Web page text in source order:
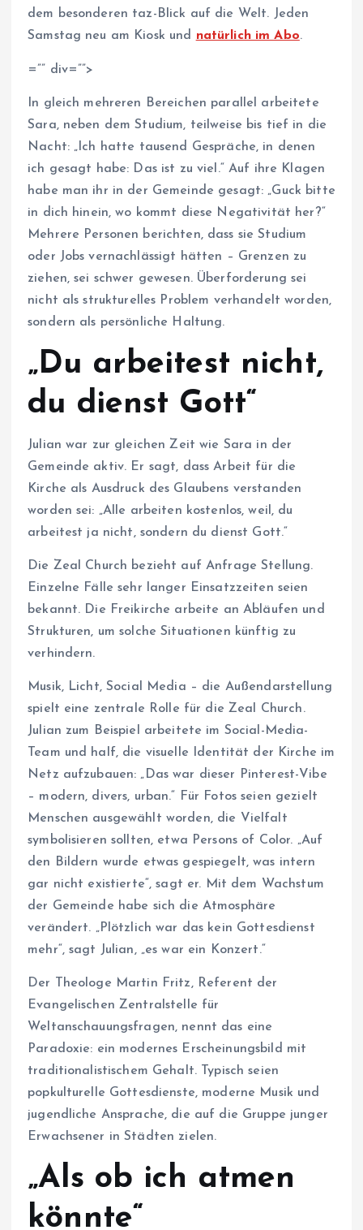
dem besonderen taz-Blick auf die Welt. Jeden
Samstag neu am Kiosk und natürlich im Abo.
=”” div=””>
In gleich mehreren Bereichen parallel arbeitete
Sara, neben dem Studium, teilweise bis tief in die
Nacht: „Ich hatte tausend Gespräche, in denen
ich gesagt habe: Das ist zu viel.“ Auf ihre Klagen
habe man ihr in der Gemeinde gesagt: „Guck bitte
in dich hinein, wo kommt diese Negativität her?“
Mehrere Personen berichten, dass sie Studium
oder Jobs vernachlässigt hätten – Grenzen zu
ziehen, sei schwer gewesen. Überforderung sei
nicht als strukturelles Problem verhandelt worden,
sondern als persönliche Haltung.
„Du arbeitest nicht,
du dienst Gott“
Julian war zur gleichen Zeit wie Sara in der
Gemeinde aktiv. Er sagt, dass Arbeit für die
Kirche als Ausdruck des Glaubens verstanden
worden sei: „Alle arbeiten kostenlos, weil, du
arbeitest ja nicht, sondern du dienst Gott.“
Die Zeal Church bezieht auf Anfrage Stellung.
Einzelne Fälle sehr langer Einsatzzeiten seien
bekannt. Die Freikirche arbeite an Abläufen und
Strukturen, um solche Situationen künftig zu
verhindern.
Musik, Licht, Social Media – die Außendarstellung
spielt eine zentrale Rolle für die Zeal Church.
Julian zum Beispiel arbeitete im Social-Media-
Team und half, die visuelle Identität der Kirche im
Netz aufzubauen: „Das war dieser Pinterest-Vibe
– modern, divers, urban.“ Für Fotos seien gezielt
Menschen ausgewählt worden, die Vielfalt
symbolisieren sollten, etwa Persons of Color. „Auf
den Bildern wurde etwas gespiegelt, was intern
gar nicht existierte“, sagt er. Mit dem Wachstum
der Gemeinde habe sich die Atmosphäre
verändert. „Plötzlich war das kein Gottesdienst
mehr“, sagt Julian, „es war ein Konzert.“
Der Theologe Martin Fritz, Referent der
Evangelischen Zentralstelle für
Weltanschauungsfragen, nennt das eine
Paradoxie: ein modernes Erscheinungsbild mit
traditionalistischem Gehalt. Typisch seien
popkulturelle Gottesdienste, moderne Musik und
jugendliche Ansprache, die auf die Gruppe junger
Erwachsener in Städten zielen.
„Als ob ich atmen
könnte“